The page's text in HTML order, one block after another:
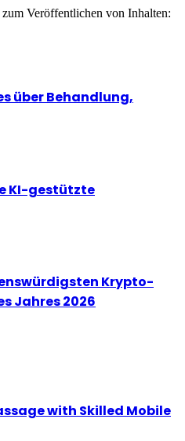
Veröffentlichen von Inhalten:
über Behandlung,
KI-gestützte
Krypto-
Jahres 2026
with Skilled Mobile